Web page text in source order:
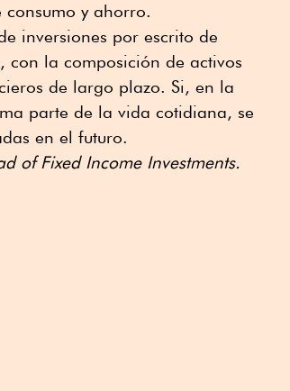
y ahorro.
inversiones por escrito de
con la composición de activos
de largo plazo. Si, en la
parte de la vida cotidiana, se
en el futuro.
of Fixed Income Investments.